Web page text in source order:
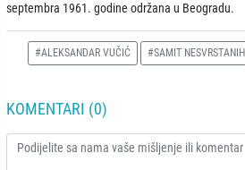
septembra 1961. godine održana u Beogradu.
#ALEKSANDAR VUČIĆ #SAMIT NESVRSTANIH
KOMENTARI (0)